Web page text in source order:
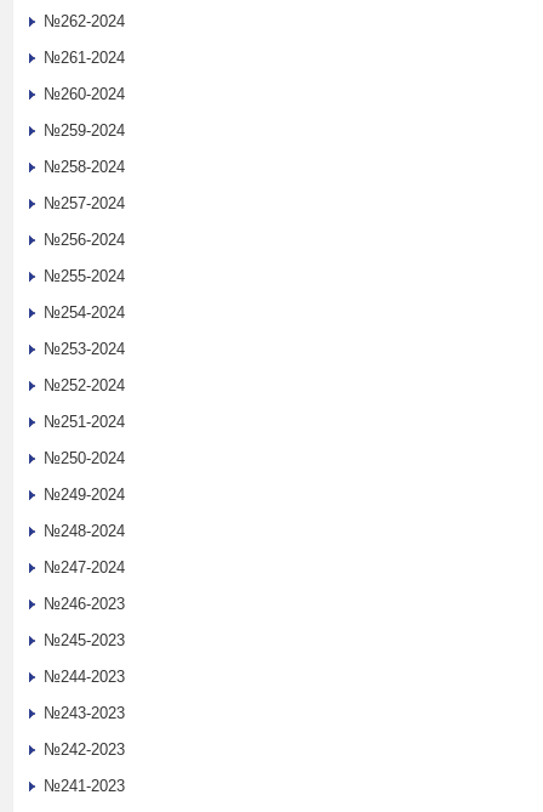
№262-2024
№261-2024
№260-2024
№259-2024
№258-2024
№257-2024
№256-2024
№255-2024
№254-2024
№253-2024
№252-2024
№251-2024
№250-2024
№249-2024
№248-2024
№247-2024
№246-2023
№245-2023
№244-2023
№243-2023
№242-2023
№241-2023